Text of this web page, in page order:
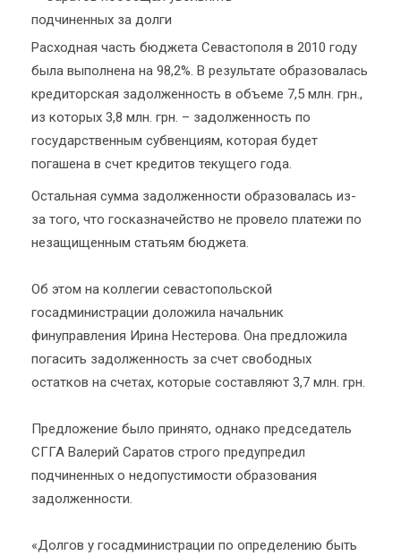
Расходная часть бюджета Севастополя в 2010 году
была выполнена на 98,2%. В результате образовалась
кредиторская задолженность в объеме 7,5 млн. грн.,
из которых 3,8 млн. грн. – задолженность по
государственным субвенциям, которая будет
погашена в счет кредитов текущего года.
Остальная сумма задолженности образовалась из-
за того, что госказначейство не провело платежи по
незащищенным статьям бюджета.
Об этом на коллегии севастопольской
госадминистрации доложила начальник
финуправления Ирина Нестерова. Она предложила
погасить задолженность за счет свободных
остатков на счетах, которые составляют 3,7 млн. грн.
Предложение было принято, однако председатель
СГГА Валерий Саратов строго предупредил
подчиненных о недопустимости образования
задолженности.
«Долгов у госадминистрации по определению быть